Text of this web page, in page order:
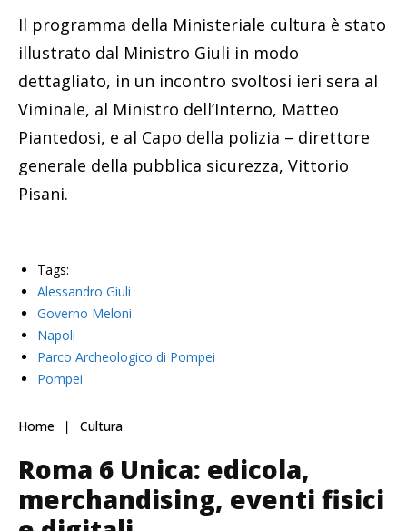
Il programma della Ministeriale cultura è stato
illustrato dal Ministro Giuli in modo
dettagliato, in un incontro svoltosi ieri sera al
Viminale, al Ministro dell’Interno, Matteo
Piantedosi, e al Capo della polizia – direttore
generale della pubblica sicurezza, Vittorio
Pisani.
Tags:
Alessandro Giuli
Governo Meloni
Napoli
Parco Archeologico di Pompei
Pompei
Home Cultura
Roma 6 Unica: edicola,
merchandising, eventi fisici